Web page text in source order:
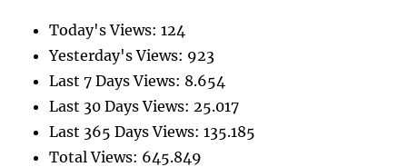
Today's Views:124
Yesterday's Views: 923
Last 7 Days Views: 8.654
Last 30 Days Views: 25.017
Last 365 Days Views:135.185
Total Views: 645.849